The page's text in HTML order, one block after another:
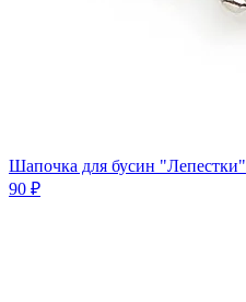
Шапочка для бусин "Лепестки"
90 ₽